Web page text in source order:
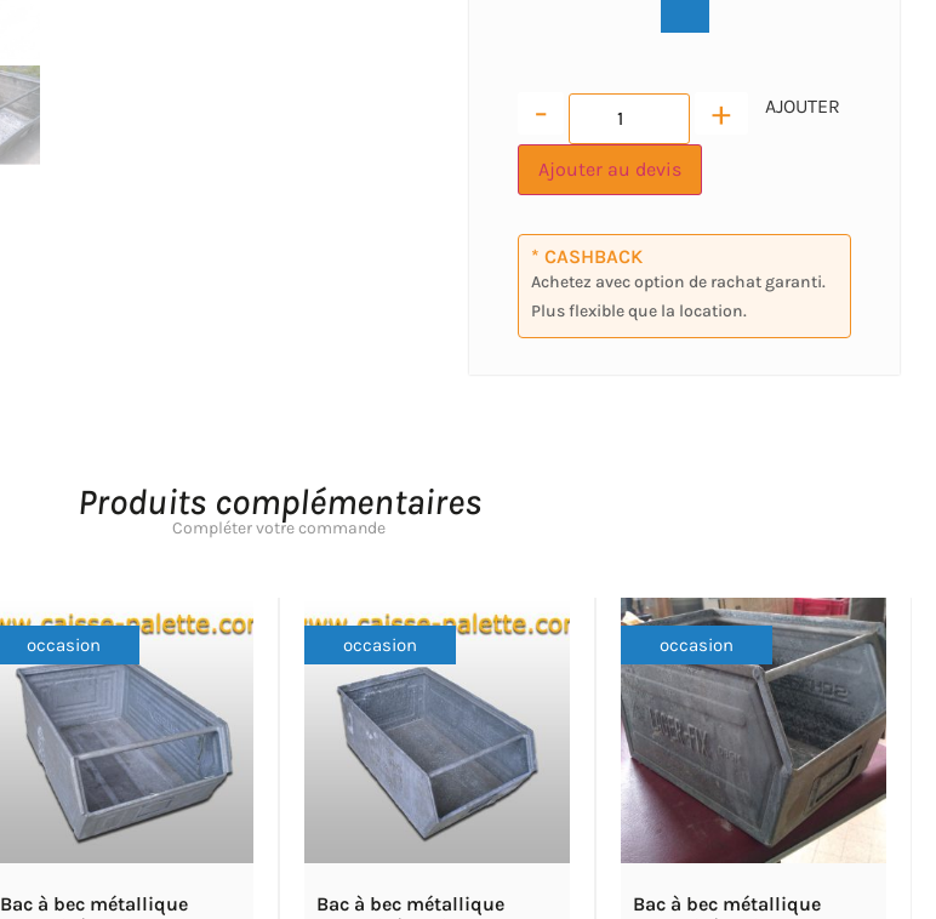
- +
Ajouter au devis
* CASHBACK
Achetez avec option de rachat garanti.
Plus flexible que la location.
Produits complémentaires
Compléter votre commande
occasion
Bac à bec métallique
occasion
Bac à bec métallique
occasion
Bac à bec métallique